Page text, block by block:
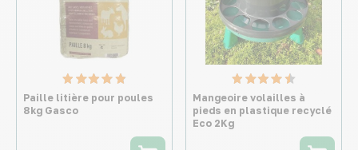
Paille litière pour poules
8kg Gasco
Mangeoire volailles à
pieds en plastique recyclé
Eco 2Kg